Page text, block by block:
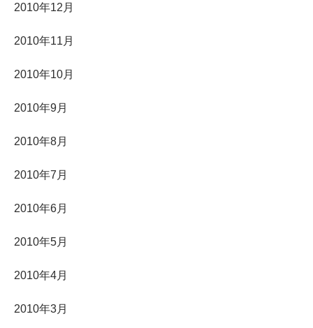
2010年12月
2010年11月
2010年10月
2010年9月
2010年8月
2010年7月
2010年6月
2010年5月
2010年4月
2010年3月